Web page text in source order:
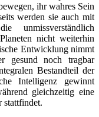
ihr wahres Sein
werden sie auch mit
unmissverständlich
nicht weiterhin
Entwicklung nimmt
gesund noch tragbar
Bestandteil der
Intelligenz gewinnt
gleichzeitig eine
stattfindet.